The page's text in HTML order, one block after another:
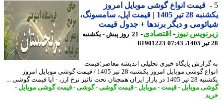
قیمت انواع گوشی موبایل امروز
یکشنبه 28 تیر 1405 | قیمت اپل، سامسونگ،
و دیگر برندها + جدول قیمت
نیوز-اقتصادی-
21 روز پیش - یکشنبه
81901223
پایگاه خبری تحلیلی اندیشه معاصر؛قیمت
انواع گوشی موبایل امروز یکشنبه 28 تیر 1405 / قیمت گوشی موبایل امروز
تحت تاثیر نرخ ارز، - آیا قیمت گوشی ...
موبایل-قیمت-موبایل-قیمت گوشی-گوشی-قیمت گوشی موبایل-